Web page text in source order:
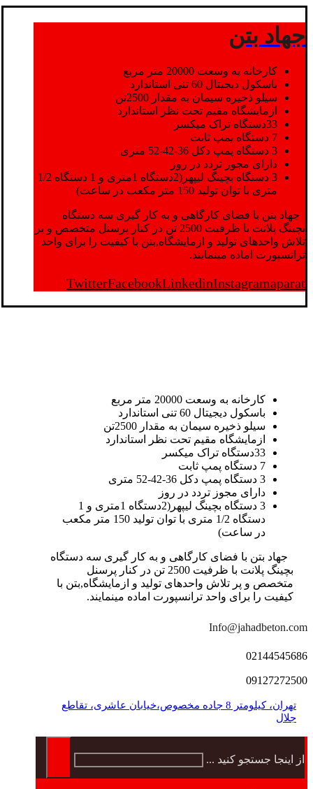
جهاد بتن
کارخانه به وسعت 20000 متر مربع
باسکول دیجیتال 60 تنی استاندارد
سیلو ذخیره سیمان به مقدار 2500تن
ازمایشگاه مقیم تحت نظر استاندارد
33دستگاه تراک میکسر
7 دستگاه پمپ ثابت
3 دستگاه پمپ دکل 36-42-52 متری
دارای مجوز تردد در روز
3 دستگاه بچینگ لیپهر(2دستگاه 1متری و 1 دستگاه 1/2
متری با توان تولید 150 متر مکعب در ساعت)
جهاد بتن با فضای کارگاهی و به کار گیری سه دستگاه
بچینگ پلانت با ظرفیت 2500 تن در کنار پرسنل متخصص و پر
تلاش واحدهای تولید و ازمایشگاه,بتن با کیفیت را برای واحد
ترانسپورت اماده مینمایند.
TwitterFacebookLinkedinInstagramaparat
کارخانه به وسعت 20000 متر مربع
باسکول دیجیتال 60 تنی استاندارد
سیلو ذخیره سیمان به مقدار 2500تن
ازمایشگاه مقیم تحت نظر استاندارد
33دستگاه تراک میکسر
7 دستگاه پمپ ثابت
3 دستگاه پمپ دکل 36-42-52 متری
دارای مجوز تردد در روز
3 دستگاه بچینگ لیپهر(2دستگاه 1متری و 1
دستگاه 1/2 متری با توان تولید 150 متر مکعب
در ساعت)
جهاد بتن با فضای کارگاهی و به کار گیری سه دستگاه
بچینگ پلانت با ظرفیت 2500 تن در کنار پرسنل
متخصص و پر تلاش واحدهای تولید و ازمایشگاه,بتن با
کیفیت را برای واحد ترانسپورت اماده مینمایند.
Info@jahadbeton.com
02144545686
09127272500
تهران، کیلومتر 8 جاده مخصوص،خیابان عاشری، تقاطع
جلال
از اینجا جستجو کنید ...